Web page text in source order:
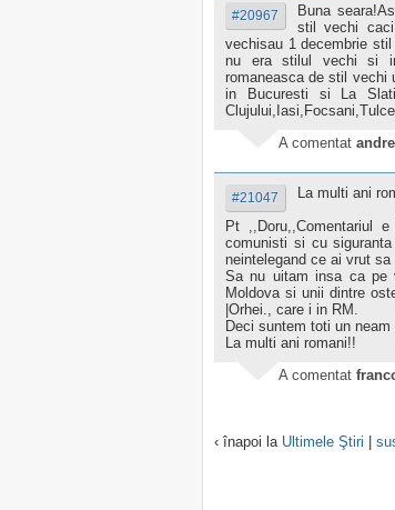
#20967
Buna
stil vechi
vechisau 1 decembrie
nu era stilul vechi si
romaneasca de stil vechi
in Bucuresti si La
A comentat
#21047
La multi ani
Pt ,,Doru,,Comentariul
comunisti si cu
neintelegand ce ai vrut sa
Sa nu uitam insa ca pe
Moldova si unii dintre
|Orhei., care i in RM.
Deci suntem toti un
La multi ani romani!!
A comentat
‹ înapoi la Ultimele Ştiri |